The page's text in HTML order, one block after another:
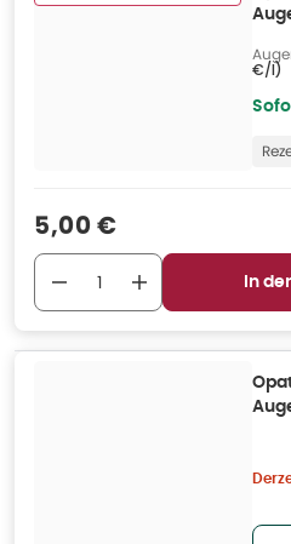
€/l)
Verkaufspreis
5,00 €
In